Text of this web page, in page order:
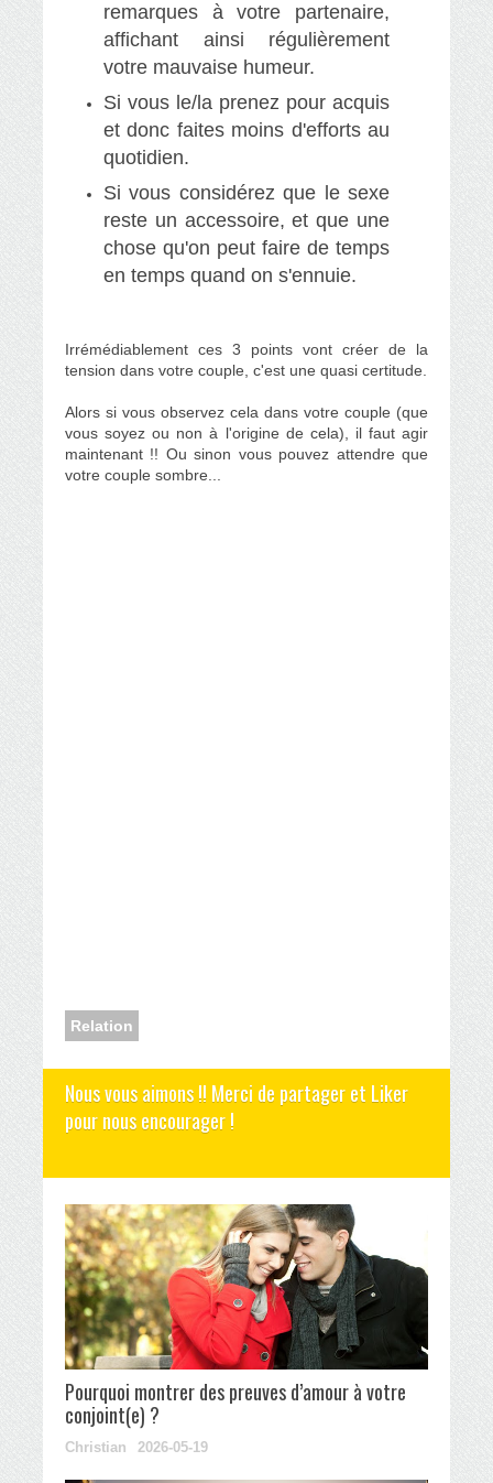
remarques à votre partenaire,
affichant ainsi régulièrement
votre mauvaise humeur.
Si vous le/la prenez pour acquis
et donc faites moins d'efforts au
quotidien.
Si vous considérez que le sexe
reste un accessoire, et que une
chose qu'on peut faire de temps
en temps quand on s'ennuie.
Irrémédiablement ces 3 points vont créer de la
tension dans votre couple, c'est une quasi certitude.
Alors si vous observez cela dans votre couple (que
vous soyez ou non à l'origine de cela), il faut agir
maintenant !! Ou sinon vous pouvez attendre que
votre couple sombre...
Relation
Nous vous aimons !! Merci de partager et Liker
pour nous encourager !
Pourquoi montrer des preuves d’amour à votre
conjoint(e) ?
Christian 2026-05-19